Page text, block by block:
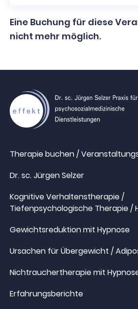
Eine Buchung für diese
nicht mehr möglich.
Therapie buchen /
Dr. sc. Jürgen Selzer
Kognitive Verhaltenstherapie /
Tiefenpsychologische Therapie /
Gewichtsreduktion mit Hypnose
Ursachen für Übergewicht /
Nichtrauchertherapie mit
Erfahrungsberichte